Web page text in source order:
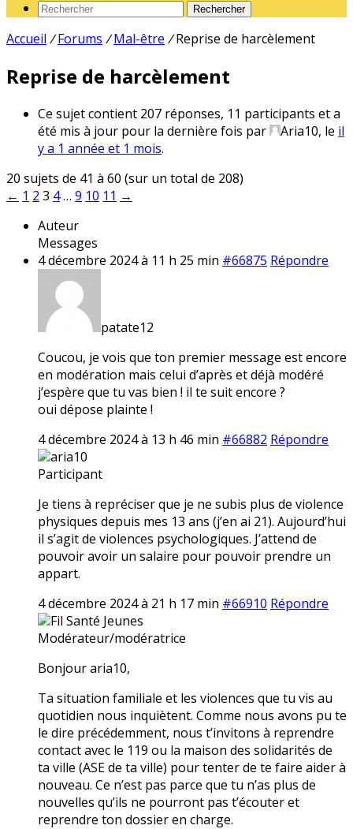
Rechercher
Accueil / Forums / Mal-être / Reprise de harcèlement
Reprise de harcèlement
Ce sujet contient 207 réponses, 11 participants et a
été mis à jour pour la dernière fois par
Aria10, le il
y a 1 année et 1 mois.
20 sujets de 41 à 60 (sur un total de 208)
← 1 2 3 4… 9 10 11 →
Auteur
Messages
4 décembre 2024 à 11 h 25 min #66875 Répondre
patate12
Coucou, je vois que ton premier message est encore
en modération mais celui d’après et déjà modéré
j’espère que tu vas bien ! il te suit encore ?
oui dépose plainte !
4 décembre 2024 à 13 h 46 min #66882 Répondre
aria10
Participant
Je tiens à repréciser que je ne subis plus de violence
physiques depuis mes 13 ans (j’en ai 21). Aujourd’hui
il s’agit de violences psychologiques. J’attend de
pouvoir avoir un salaire pour pouvoir prendre un
appart.
4 décembre 2024 à 21 h 17 min #66910 Répondre
Fil Santé Jeunes
Modérateur/modératrice
Bonjour aria10,
Ta situation familiale et les violences que tu vis au
quotidien nous inquiètent. Comme nous avons pu te
le dire précédemment, nous t’invitons à reprendre
contact avec le 119 ou la maison des solidarités de
ta ville (ASE de ta ville) pour tenter de te faire aider à
nouveau. Ce n’est pas parce que tu n’as plus de
nouvelles qu’ils ne pourront pas t’écouter et
reprendre ton dossier en charge.